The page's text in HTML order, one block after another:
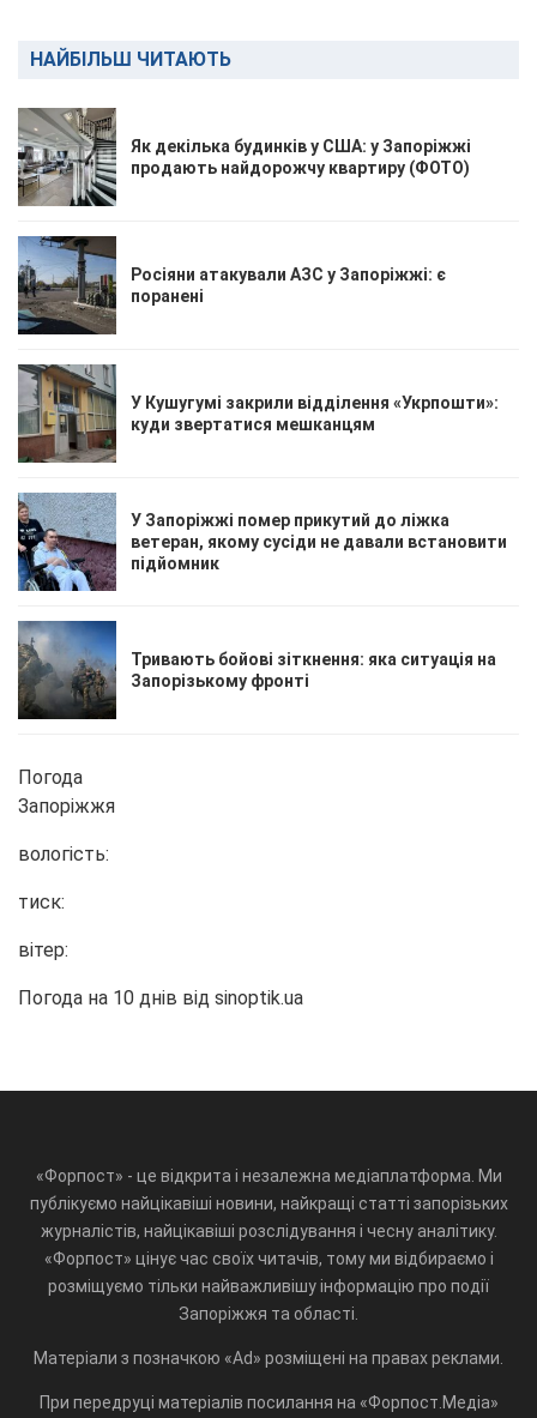
НАЙБІЛЬШ ЧИТАЮТЬ
Як декілька будинків у США: у Запоріжжі
продають найдорожчу квартиру (ФОТО)
Росіяни атакували АЗС у Запоріжжі: є
поранені
У Кушугумі закрили відділення «Укрпошти»:
куди звертатися мешканцям
У Запоріжжі помер прикутий до ліжка
ветеран, якому сусіди не давали встановити
підйомник
Тривають бойові зіткнення: яка ситуація на
Запорізькому фронті
Погода
Запоріжжя
вологість:
тиск:
вітер:
Погода на 10 днів від sinoptik.ua
«Форпост» - це відкрита і незалежна медіаплатформа. Ми
публікуємо найцікавіші новини, найкращі статті запорізьких
журналістів, найцікавіші розслідування і чесну аналітику.
«Форпост» цінує час своїх читачів, тому ми відбираємо і
розміщуємо тільки найважливішу інформацію про події
Запоріжжя та області.
Матеріали з позначкою «Ad» розміщені на правах реклами.
При передруці матеріалів посилання на «Форпост.Медіа»